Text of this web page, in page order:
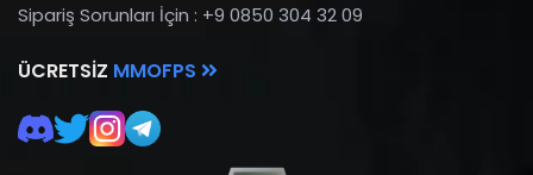
Sipariş Sorunları İçin : +9 0850 304 32 09
ÜCRETSIZ MMOFPS